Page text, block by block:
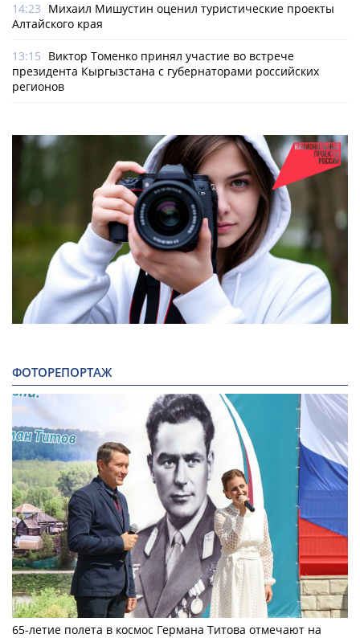
14:23 Михаил Мишустин оценил туристические проекты
Алтайского края
13:15 Виктор Томенко принял участие во встрече
президента Кыргызстана с губернаторами российских
регионов
ФОТОРЕПОРТАЖ
65-летие полета в космос Германа Титова отмечают на